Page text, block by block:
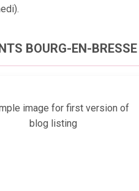
BOURG-EN-BRESSE